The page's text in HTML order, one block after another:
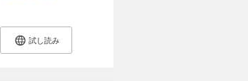
試し読み